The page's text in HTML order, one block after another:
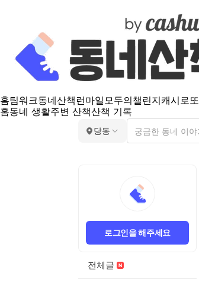
홈팀워크동네산책 런마일모두의챌린지캐시로또
홈동네 생활주변 산책산책 기록
당동
로그인을 해주세요
전체글